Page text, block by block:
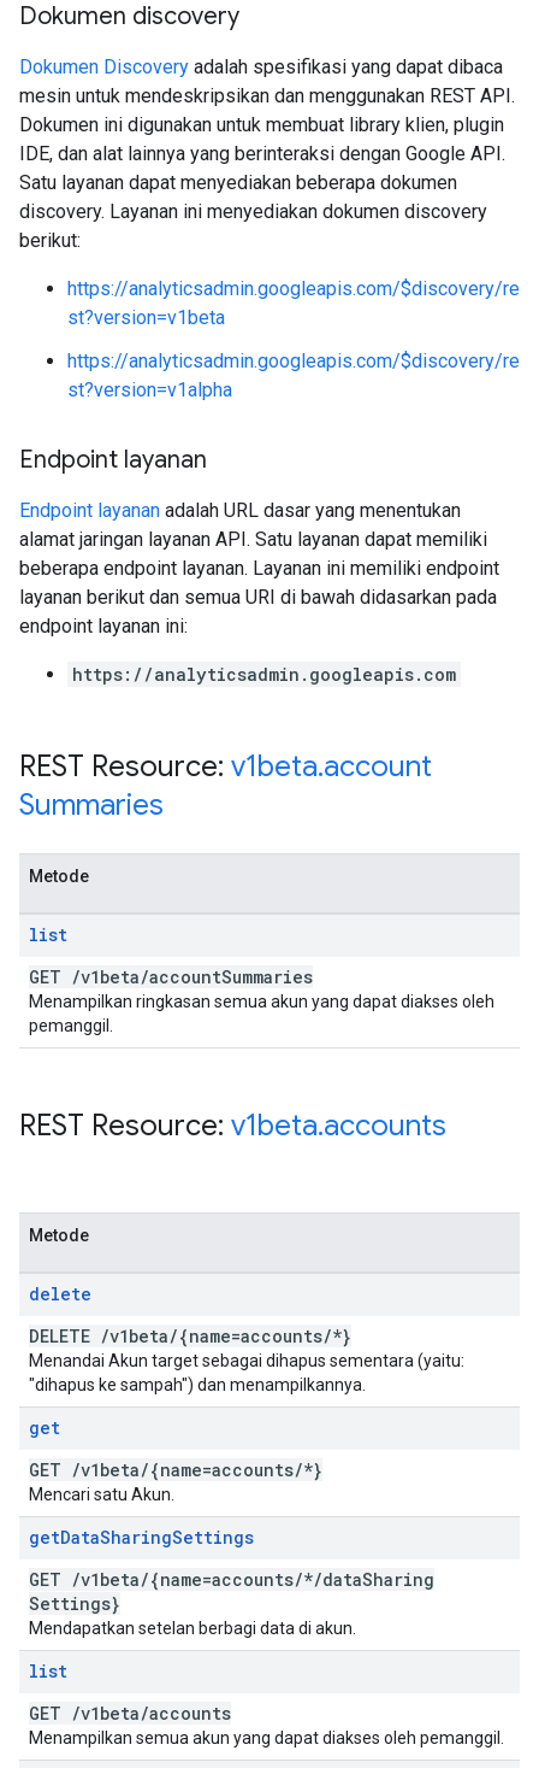
Dokumen discovery
Dokumen Discovery adalah spesifikasi yang dapat dibaca
mesin untuk mendeskripsikan dan menggunakan REST API.
Dokumen ini digunakan untuk membuat library klien, plugin
IDE, dan alat lainnya yang berinteraksi dengan Google API.
Satu layanan dapat menyediakan beberapa dokumen
discovery. Layanan ini menyediakan dokumen discovery
berikut:
https://analyticsadmin.googleapis.com/$discovery/re
st?version=v1beta
https://analyticsadmin.googleapis.com/$discovery/re
st?version=v1alpha
Endpoint layanan
Endpoint layanan adalah URL dasar yang menentukan
alamat jaringan layanan API. Satu layanan dapat memiliki
beberapa endpoint layanan. Layanan ini memiliki endpoint
layanan berikut dan semua URI di bawah didasarkan pada
endpoint layanan ini:
https://analyticsadmin.googleapis.com
REST Resource: v1beta.account
Summaries
Metode
list
GET /v1beta/accountSummaries
Menampilkan ringkasan semua akun yang dapat diakses oleh
pemanggil.
REST Resource: v1beta.accounts
Metode
delete
DELETE /v1beta/{name=accounts/*}
Menandai Akun target sebagai dihapus sementara (yaitu:
"dihapus ke sampah") dan menampilkannya.
get
GET /v1beta/{name=accounts/*}
Mencari satu Akun.
getDataSharingSettings
GET /v1beta/{name=accounts/*/dataSharing
Settings}
Mendapatkan setelan berbagi data di akun.
list
GET /v1beta/accounts
Menampilkan semua akun yang dapat diakses oleh pemanggil.